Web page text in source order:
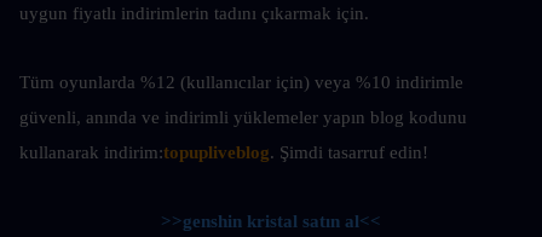
uygun fiyatlı indirimlerin tadını çıkarmak için.
Tüm oyunlarda %12 (kullanıcılar için) veya %10 indirimle
güvenli, anında ve indirimli yüklemeler yapın blog kodunu
kullanarak indirim:topupliveblog. Şimdi tasarruf edin!
>>genshin kristal satın al<<